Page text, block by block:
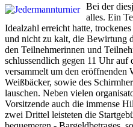
Bei der
alles. Ein
Idealzahl erreicht hatte,
und nicht zu kalt, die Bewirtung
den Teilnehmerinnen und
schlussendlich gegen 11 Uhr auf
versammelt um den eröffnenden
Weißbäcker, sowie des
lauschen. Neben vielen
Vorsitzende auch die immense
zwei Drittel leisteten die